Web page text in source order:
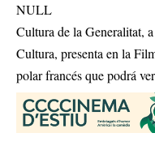
NULL
Cultura de la Generalitat,
Cultura, presenta en la
polar francés que podrá